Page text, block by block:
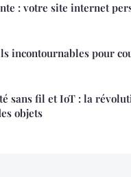
: votre site internet
incontournables pour
sans fil et IoT : la
objets